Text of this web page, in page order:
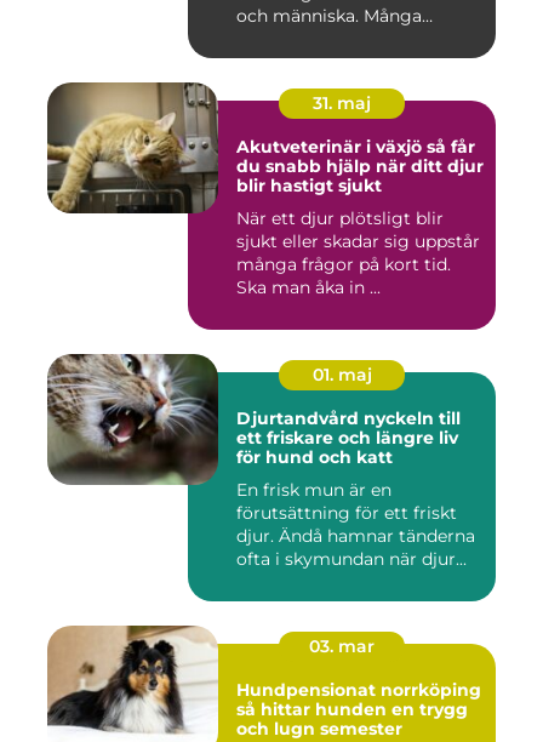
och människa. Många
31. maj
Akutveterinär i växjö så får
du snabb hjälp när ditt djur
blir hastigt sjukt
När ett djur plötsligt blir
sjukt eller skadar sig uppstår
många frågor på kort tid.
Ska man åka in ...
01. maj
Djurtandvård nyckeln till
ett friskare och längre liv
för hund och katt
En frisk mun är en
förutsättning för ett friskt
djur. Ändå hamnar tänderna
ofta i skymundan när djur...
03. mar
Hundpensionat norrköping
så hittar hunden en trygg
och lugn semester